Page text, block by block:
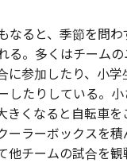
なると、季節を問わ
る。多くはチームの
に参加したり、小学
したりしている。小
きくなると自転車を
ーラーボックスを積
他チームの試合を観